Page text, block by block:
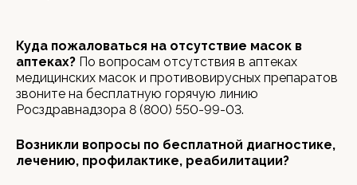
Куда пожаловаться на отсутствие масок в
аптеках? По вопросам отсутствия в аптеках
медицинских масок и противовирусных препаратов
звоните на бесплатную горячую линию
Росздравнадзора 8 (800) 550-99-03.
Возникли вопросы по бесплатной диагностике,
лечению, профилактике, реабилитации?